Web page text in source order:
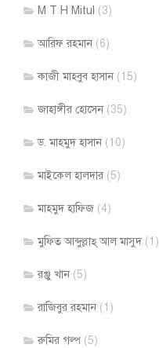
M T H Mitul (3)
আরিফ রহমান (6)
কাজী মাহবুব হাসান (15)
জাহাঙ্গীর হোসেন (35)
ড. মাহমুদ হাসান (10)
মাইকেল হালদার (5)
মাহমুদ হাফিজ (4)
মুফ্তি আব্দুল্লাহ্ আল মাসুদ(1)
রঞ্জু খান (5)
রাজিবুর রহমান (1)
রুমির গল্প (5)